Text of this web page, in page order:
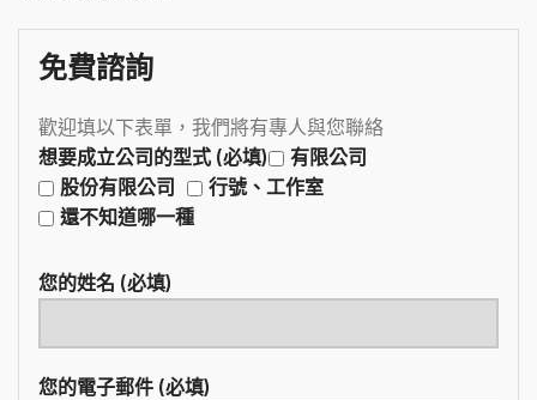
免費諮詢
歡迎填以下表單，我們將有專人與您聯絡
想要成立公司的型式 (必填)
有限公司
股份有限公司
行號、工作室
還不知道哪一種
您的姓名 (必填)
您的電子郵件 (必填)